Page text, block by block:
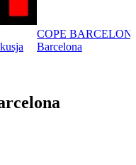
COPE
Barcelona